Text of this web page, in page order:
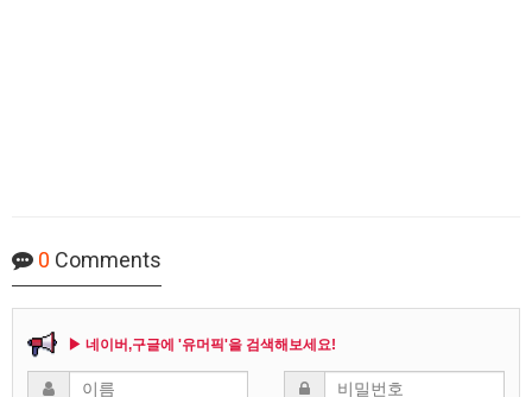
0 Comments
▶ 네이버,구글에 '유머픽'을 검색해보세요!